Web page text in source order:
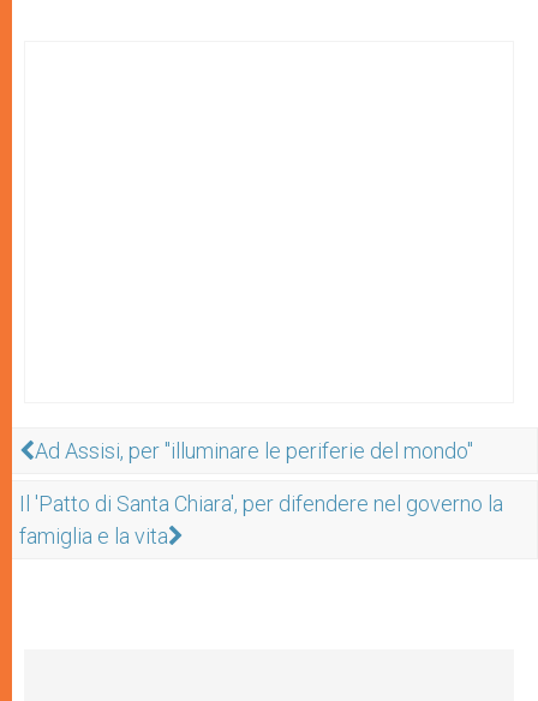
Ad Assisi, per "illuminare le periferie del mondo"
Il 'Patto di Santa Chiara', per difendere nel governo la
famiglia e la vita